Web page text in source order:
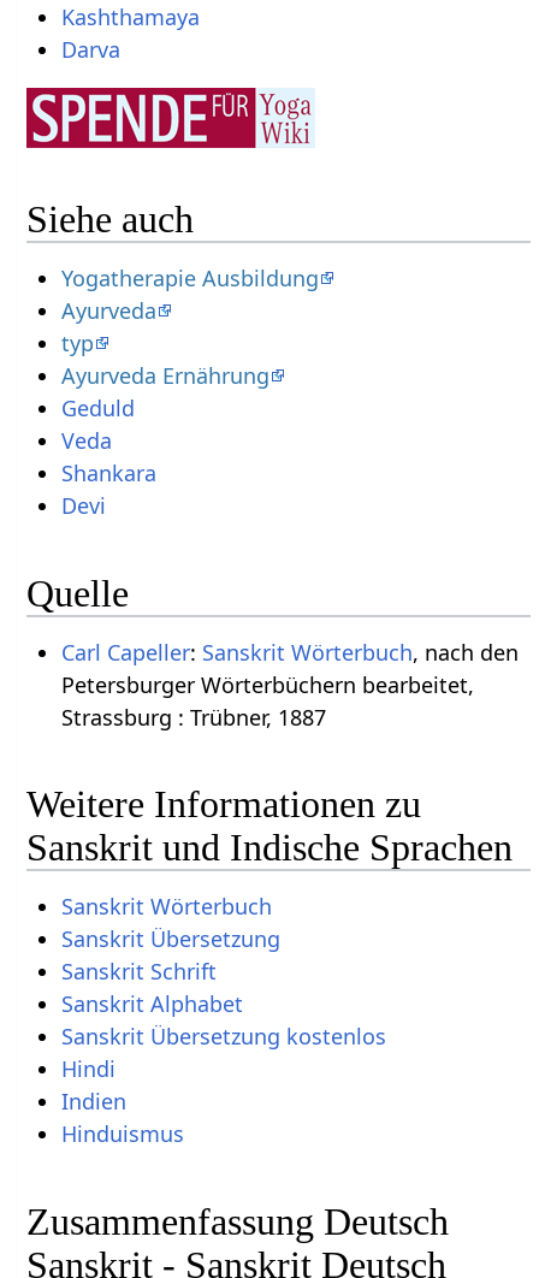
Kashthamaya
Darva
Siehe auch
Yogatherapie Ausbildung
Ayurveda
typ
Ayurveda Ernährung
Geduld
Veda
Shankara
Devi
Quelle
Carl Capeller: Sanskrit Wörterbuch, nach den
Petersburger Wörterbüchern bearbeitet,
Strassburg : Trübner, 1887
Weitere Informationen zu
Sanskrit und Indische Sprachen
Sanskrit Wörterbuch
Sanskrit Übersetzung
Sanskrit Schrift
Sanskrit Alphabet
Sanskrit Übersetzung kostenlos
Hindi
Indien
Hinduismus
Zusammenfassung Deutsch
Sanskrit - Sanskrit Deutsch